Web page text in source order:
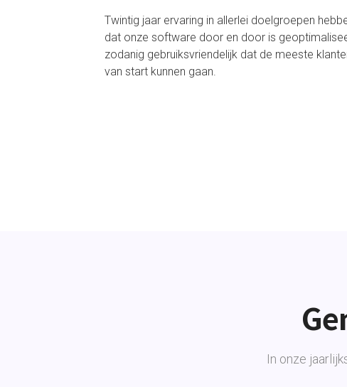
Twintig jaar ervaring in allerlei doelgroepen
dat onze software door en door is
zodanig gebruiksvriendelijk dat de meeste
van start kunnen gaan.
In onze